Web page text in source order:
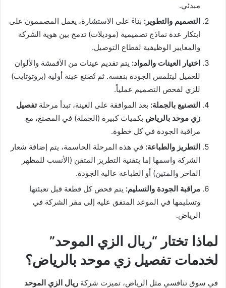
مبدئي.
التصميم والتطوير: بناءً على الاستشارة، يعمل المصممون على
ابتكار عدة نماذج تصميمية (موديلات) تدمج بين هوية الشركة
والمعايير الوظيفية لقطاع التوصيل.
اختيار العينات والمواد: يتم تقديم عينات من الأقمشة والألوان
للعميل ليتلمس الجودة بنفسه. ثم تُصنع عينة أولية (بروتوتايب)
للزي لفحص التصميم عملياً.
التصنيع بالجملة: بعد الموافقة على العينة، تبدأ مرحلةتفصيل
زي موحد بالرياض بكميات كبيرة (الجملة) في المصنع، مع
مراقبة الجودة في كل خطوة.
التطريز والطباعة: في هذه المرحلة الحاسمة، يتم إضافة شعار
الشركة واسمها إما بتقنية التطريز المتقن (الأنسب للمظهر
الفاخر والمتين) أو الطباعة عالية الجودة.
مراقبة الجودة والتسليم: يتم فحص كل قطعة قبل تعبئتها
وتسليمها في الموعد المتفق عليه إلى مقر الشركة في
الرياض.
لماذا تختار “ريال الزي الموحد”
لخدمات تفصيل زي موحد بالرياض؟
في سوق تنافسي مثل الرياض، تميزت شركة ريال الزي الموحد